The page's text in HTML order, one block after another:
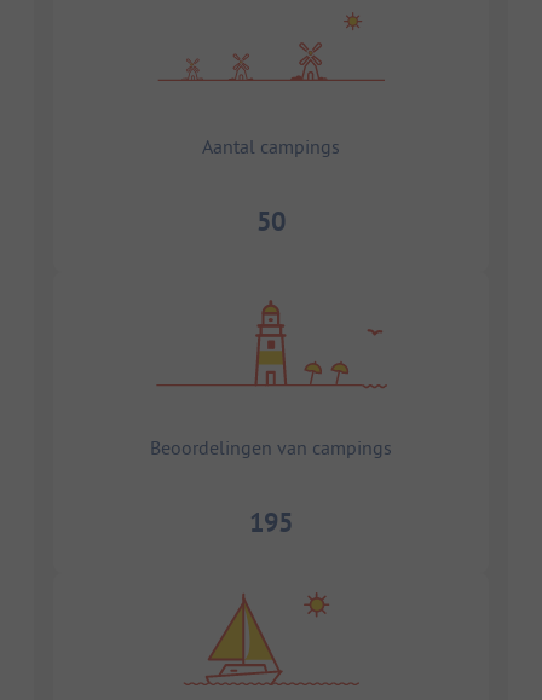
Aantal campings
50
Beoordelingen van campings
195